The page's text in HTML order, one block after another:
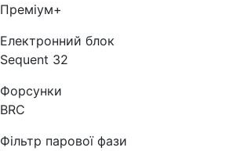
Преміум+
Електронний блок
Sequent 32
Форсунки
BRC
Фільтр парової фази